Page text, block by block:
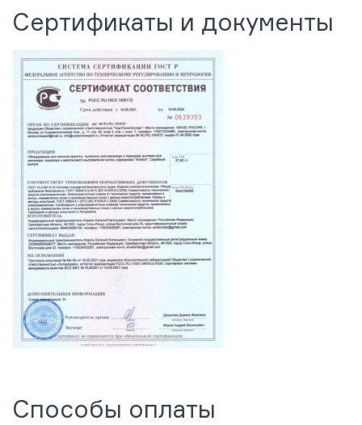
Сертификаты и документы
Способы оплаты